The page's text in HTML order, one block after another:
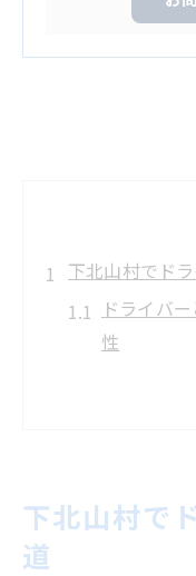
下北山村でド
ドライバ
性
下北山村
体験
下北山村で
道